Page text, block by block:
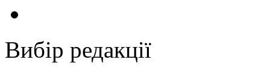
Вибір редакції